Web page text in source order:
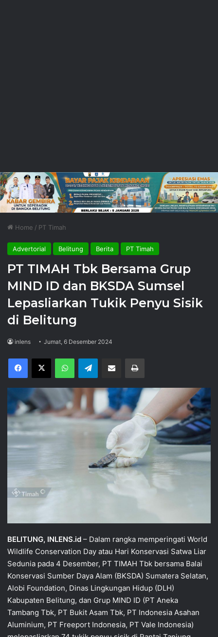
Home / PT Timah
Advertorial Belitung Berita PT Timah
PT TIMAH Tbk Bersama Grup
MIND ID dan BKSDA Sumsel
Lepasliarkan Tukik Penyu Sisik
di Belitung
inlens Jumat, 6 Desember 2024
Facebook
X WhatsAppTelegram Share via Email Print
BELITUNG, INLENS.id – Dalam rangka memperingati World
Wildlife Conservation Day atau Hari Konservasi Satwa Liar
Sedunia pada 4 Desember, PT TIMAH Tbk bersama Balai
Konservasi Sumber Daya Alam (BKSDA) Sumatera Selatan,
Alobi Foundation, Dinas Lingkungan Hidup (DLH)
Kabupaten Belitung, dan Grup MIND ID (PT Aneka
Tambang Tbk, PT Bukit Asam Tbk, PT Indonesia Asahan
Aluminium, PT Freeport Indonesia, PT Vale Indonesia)